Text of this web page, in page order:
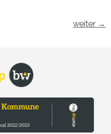
weiter →